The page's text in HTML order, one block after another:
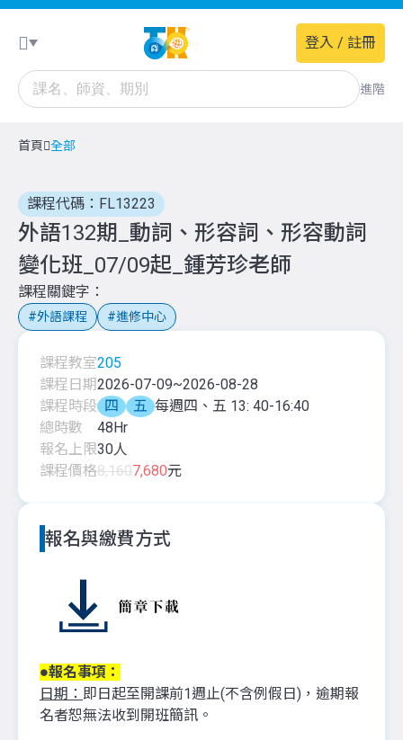
進階
登入 / 註冊
首頁 全部
課程代碼：FL13223
外語132期_動詞、形容詞、形容動詞
變化班_07/09起_鍾芳珍老師
課程關鍵字
外語課程 進修中心
課程教室205
課程日期2026-07-09~2026-08-28
課程時段 四 五 每週四、五 13: 40-16:40
總時數
48Hr
報名上限30人
課程價格8,1607,680元
報名與繳費方式
●報名事項：
日期： 即日起至開課前1週止(不含例假日)，逾期報
名者恕無法收到開班簡訊。